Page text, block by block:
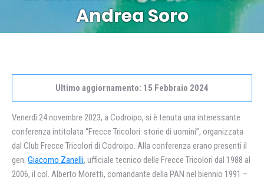
Andrea Soro
Ultimo aggiornamento: 15 Febbraio 2024
Venerdì 24 novembre 2023, a Codroipo, si è tenuta una interessante
conferenza intitolata “Frecce Tricolori: storie di uomini”, organizzata
dal Club Frecce Tricolori di Codroipo. Alla conferenza erano presenti il
gen. Giacomo Zanelli, ufficiale tecnico delle Frecce Tricolori dal 1988 al
2006, il col. Alberto Moretti, comandante della PAN nel biennio 1991 –